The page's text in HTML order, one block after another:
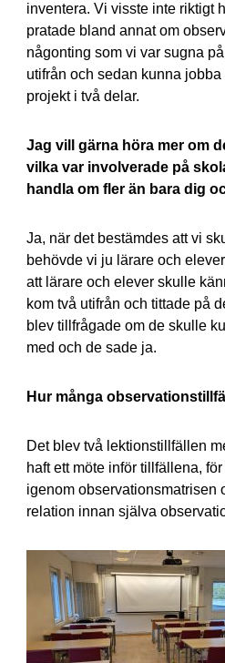
inventera. Vi visste inte riktigt
pratade bland annat om
någonting som vi var sugna
utifrån och sedan kunna
projekt i två delar.
Jag vill gärna höra mer om
vilka var involverade på
handla om fler än bara dig
Ja, när det bestämdes att vi
behövde vi ju lärare och
att lärare och elever skulle
kom två utifrån och tittade på
blev tillfrågade om de skulle
med och de sade ja.
Hur många
Det blev två lektionstillfällen
haft ett möte inför tillfällena,
igenom observationsmatrisen
relation innan själva